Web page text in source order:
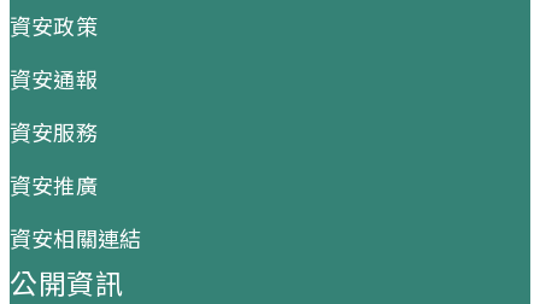
資安政策
資安通報
資安服務
資安推廣
資安相關連結
公開資訊